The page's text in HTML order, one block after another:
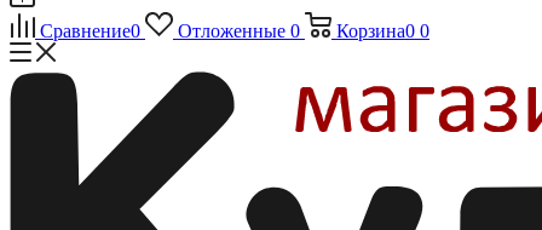
Сравнение0 Отложенные 0 Корзина0 0